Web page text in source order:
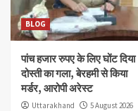
BLOG
पांच हजार रुपए के लिए घोंट दिया
दोस्ती का गला, बेरहमी से किया
मर्डर, आरोपी अरेस्ट
Uttarakhand
5 August 2026